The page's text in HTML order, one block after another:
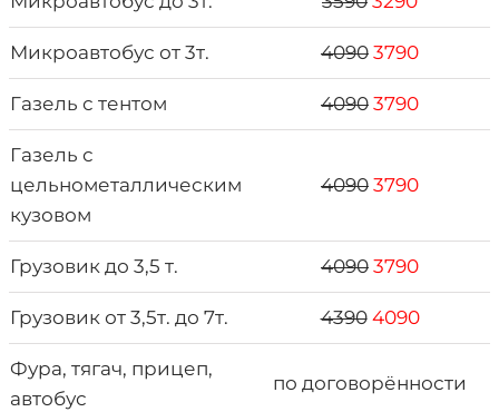
Микроавтобус от 3т. 4090 3790
Газель с тентом 4090 3790
Газель с
цельнометаллическим
кузовом
4090 3790
Грузовик до 3,5 т. 4090 3790
Грузовик от 3,5т. до 7т. 43904090
Фура, тягач, прицеп,
автобус
по договорённости